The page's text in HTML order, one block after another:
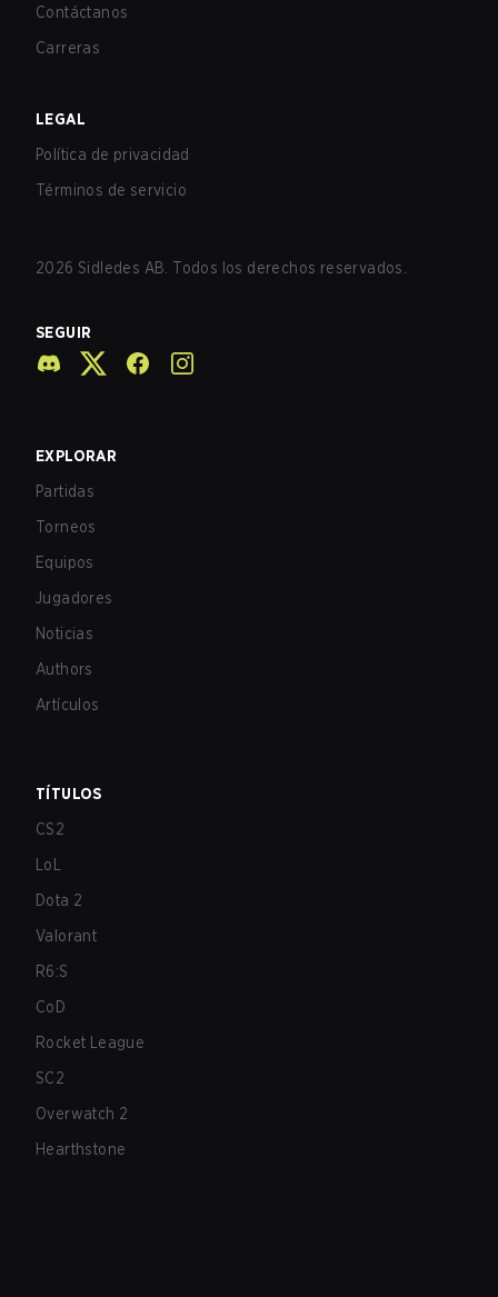
Contáctanos
Carreras
LEGAL
Política de privacidad
Términos de servicio
2026 Sidledes AB. Todos los derechos reservados.
SEGUIR
EXPLORAR
Partidas
Torneos
Equipos
Jugadores
Noticias
Authors
Artículos
TÍTULOS
CS2
LoL
Dota 2
Valorant
R6:S
CoD
Rocket League
SC2
Overwatch 2
Hearthstone